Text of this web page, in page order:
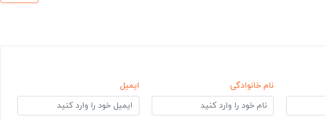
نام خانوادگی ایمیل